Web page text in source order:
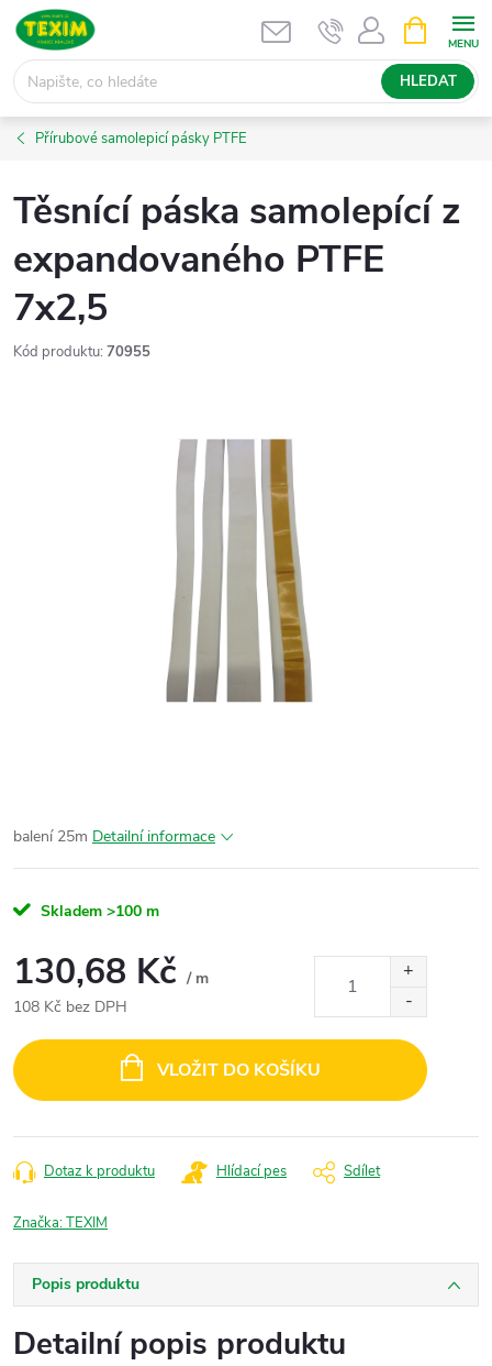
Přejít
obsah
HLEDAT
NÁKUPNÍ
KOŠÍK
Přírubové samolepicí pásky PTFE
Těsnící páska samolepící z
expandovaného PTFE
7x2,5
Kód produktu: 70955
balení 25m Detailní informace
Skladem >100 m
130,68 Kč / m
108 Kč bez DPH
cena:
VLOŽIT DO KOŠÍKU
Dotaz k produktu Hlídací pes Sdílet
Značka:TEXIM
Popis produktu
Detailní popis produktu